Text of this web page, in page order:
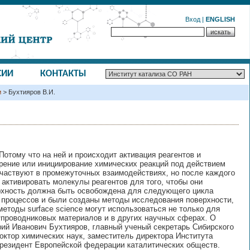
Вход | ENGLISH
КОНТАКТЫ
> Бухтияров В.И.
что на ней и происходит активация реагентов и
или инициирование химических реакций под действием
в промежуточных взаимодействиях, но после каждого
молекулы реагентов для того, чтобы они
должна быть освобождена для следующего цикла
и были созданы методы исследования поверхности,
surface science могут использоваться не только для
материалов и в других научных сферах. О
Иванович Бухтияров, главный ученый секретарь Сибирского
химических наук, заместитель директора Института
Европейской федерации каталитических обществ.